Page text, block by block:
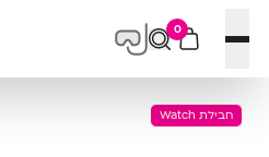
פתח תפריט
0
חבילת Watch